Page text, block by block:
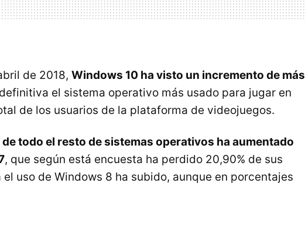
de 2018, Windows 10 ha visto un incremento de más
el sistema operativo más usado para jugar en
de los usuarios de la plataforma de videojuegos.
todo el resto de sistemas operativos ha aumentado
, que según está encuesta ha perdido 20,90% de sus
uso de Windows 8 ha subido, aunque en porcentajes